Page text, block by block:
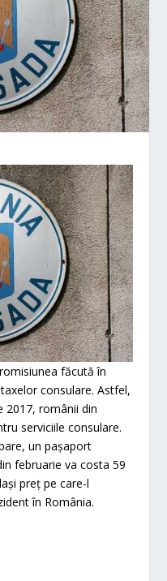
făcută în
consulare. Astfel,
2017, românii din
serviciile consulare.
un pașaport
februarie va costa 59
preț pe care-l
în România.